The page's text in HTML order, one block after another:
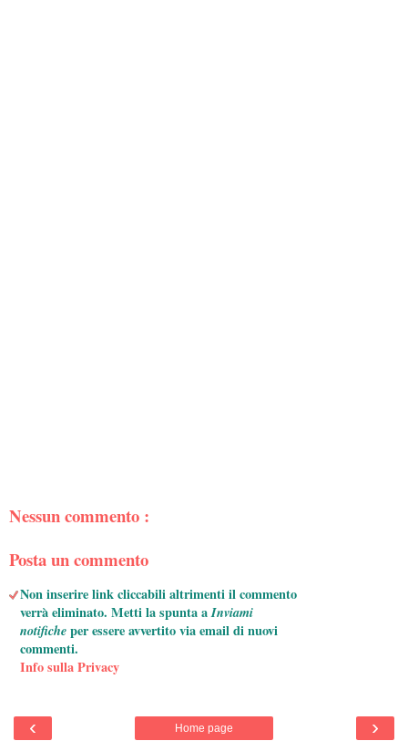
Nessun commento :
Posta un commento
Non inserire link cliccabili altrimenti il commento
verrà eliminato. Metti la spunta aInviami
notificheper essere avvertito via email di nuovi
commenti.
Info sulla Privacy
‹ ›
Home page